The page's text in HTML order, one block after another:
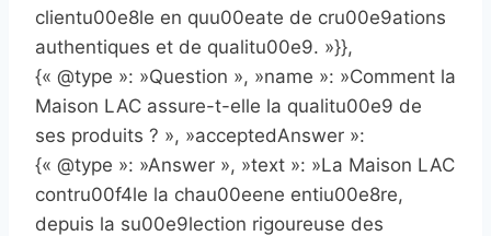
clientu00e8le en quu00eate de cru00e9ations
authentiques et de qualitu00e9. »}},
{« @type »: »Question », »name »: »Comment la
Maison LAC assure-t-elle la qualitu00e9 de
ses produits ? », »acceptedAnswer »:
{« @type »: »Answer », »text »: »La Maison LAC
contru00f4le la chau00eene entiu00e8re,
depuis la su00e9lection rigoureuse des